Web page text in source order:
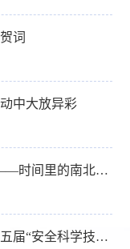
词
中大放异彩
深北莫汉语中心成功举办“冬至——时间里的南北差异”语言文化实践活动
喜报：深圳北理莫斯科大学获第五届“安全科学技术奖”技术发明奖二等奖